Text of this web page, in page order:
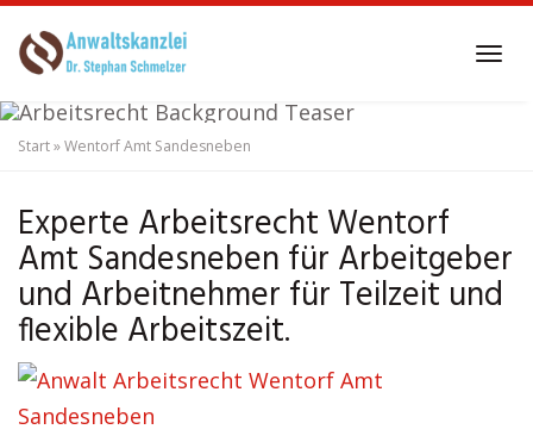
to
content
Anwalt Arbeitsrecht
Wentorf Amt Sandesneben
Start»Wentorf Amt Sandesneben
Experte Arbeitsrecht Wentorf
Amt Sandesneben für Arbeitgeber
und Arbeitnehmer für Teilzeit und
flexible Arbeitszeit.